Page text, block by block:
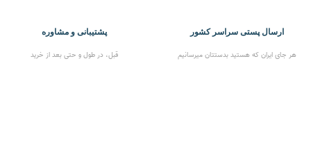
ارسال پستی سراسر کشور
هر جای ایران که هستید بدستتان میرسانیم
پشتیبانی و مشاوره
قبل، در طول و حتی بعد از خرید